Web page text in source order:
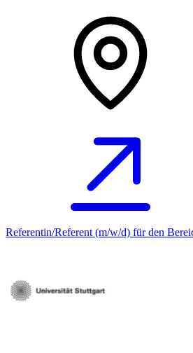
Referentin/Referent (m/w/d) für den